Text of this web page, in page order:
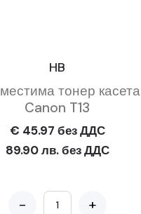
HB
тонер касета
Canon T13
€ 45.97 без ДДС
89.90 лв. без ДДС
- +